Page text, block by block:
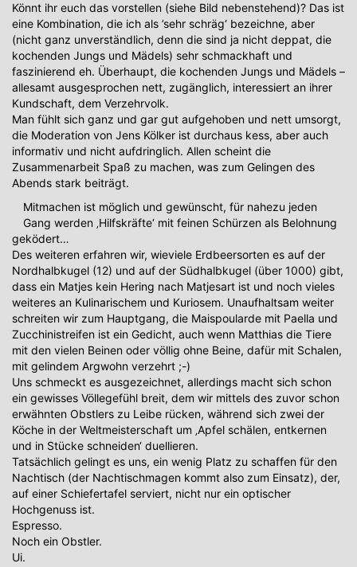
Könnt ihr euch das vorstellen (siehe Bild nebenstehend)? Das ist
eine Kombination, die ich als ’sehr schräg‘ bezeichne, aber
(nicht ganz unverständlich, denn die sind ja nicht deppat, die
kochenden Jungs und Mädels) sehr schmackhaft und
faszinierend eh. Überhaupt, die kochenden Jungs und Mädels –
allesamt ausgesprochen nett, zugänglich, interessiert an ihrer
Kundschaft, dem Verzehrvolk.
Man fühlt sich ganz und gar gut aufgehoben und nett umsorgt,
die Moderation von Jens Kölker ist durchaus kess, aber auch
informativ und nicht aufdringlich. Allen scheint die
Zusammenarbeit Spaß zu machen, was zum Gelingen des
Abends stark beiträgt.
Mitmachen ist möglich und gewünscht, für nahezu jeden
Gang werden ‚Hilfskräfte‘ mit feinen Schürzen als Belohnung
geködert…
Des weiteren erfahren wir, wieviele Erdbeersorten es auf der
Nordhalbkugel (12) und auf der Südhalbkugel (über 1000) gibt,
dass ein Matjes kein Hering nach Matjesart ist und noch vieles
weiteres an Kulinarischem und Kuriosem. Unaufhaltsam weiter
schreiten wir zum Hauptgang, die Maispoularde mit Paella und
Zucchinistreifen ist ein Gedicht, auch wenn Matthias die Tiere
mit den vielen Beinen oder völlig ohne Beine, dafür mit Schalen,
mit gelindem Argwohn verzehrt ;-)
Uns schmeckt es ausgezeichnet, allerdings macht sich schon
ein gewisses Völlegefühl breit, dem wir mittels des zuvor schon
erwähnten Obstlers zu Leibe rücken, während sich zwei der
Köche in der Weltmeisterschaft um ‚Apfel schälen, entkernen
und in Stücke schneiden‘ duellieren.
Tatsächlich gelingt es uns, ein wenig Platz zu schaffen für den
Nachtisch (der Nachtischmagen kommt also zum Einsatz), der,
auf einer Schiefertafel serviert, nicht nur ein optischer
Hochgenuss ist.
Espresso.
Noch ein Obstler.
Ui.